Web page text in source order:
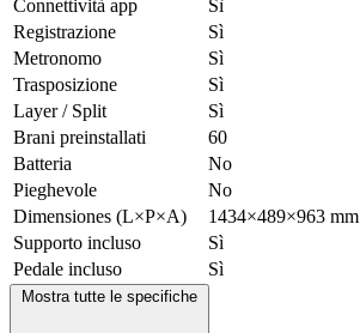
Connettività app
Sì
Registrazione
Sì
Metronomo
Sì
Trasposizione
Sì
Layer / Split
Sì
Brani preinstallati
60
Batteria
No
Pieghevole
No
Dimensiones (L×P×A)
1434×489×963 mm
Supporto incluso
Sì
Pedale incluso
Sì
Mostra tutte le specifiche